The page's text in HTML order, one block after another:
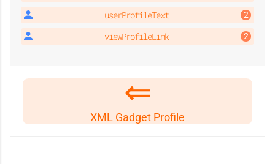
userProfileText
viewProfileLink
XML Gadget Profile